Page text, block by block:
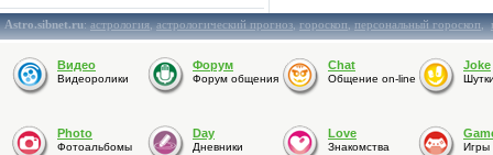
Astro.sibnet.ru:астрология,астрологический прогноз,гороскоп,персональный гороскоп,
Видео
Видеоролики
Форум
Форум общения
Chat
Общение on-line
Joke
Photo
Фотоальбомы
Day
Дневники
Love
Знакомства Игры